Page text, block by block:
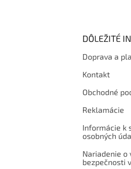
DÔLEŽITÉ
Doprava a
Kontakt
Obchodné
Reklamácie
Informácie k
osobných
Nariadenie o
bezpečnosti